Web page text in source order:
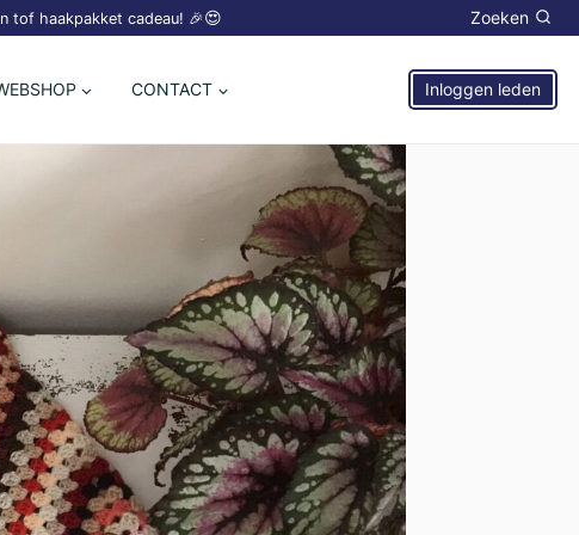
tof haakpakket cadeau! 🎉😍 Zoeken
CONTACT Inloggen leden